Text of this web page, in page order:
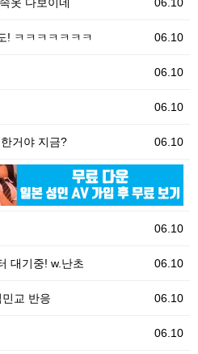
06.10
! ㅋㅋㅋㅋㅋㅋㅋ
06.10
06.10
06.10
거야 지금?
06.10
06.10
대기중! w.난초
06.10
교 반응
06.10